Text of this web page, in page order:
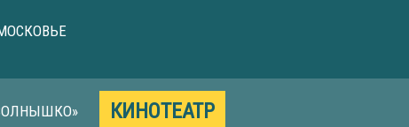
КИНОТЕАТР